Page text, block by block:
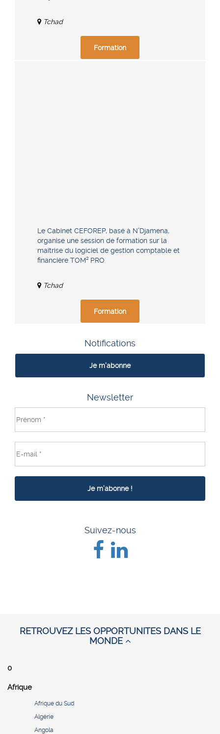
Tchad
Formation
Le Cabinet CEFOREP, basé à N’Djamena,
organise une session de formation sur la
maîtrise du logiciel de gestion comptable et
financière TOM² PRO
Tchad
Formation
Notifications
Je m'abonne
Newsletter
Suivez-nous
RETROUVEZ LES OPPORTUNITES DANS LE
MONDE
0
Afrique
Afrique du Sud
Algérie
Angola